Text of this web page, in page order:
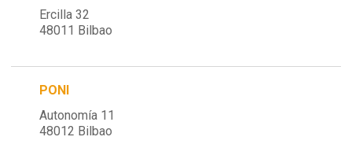
Ercilla 32
48011 Bilbao
PONI
Autonomía 11
48012 Bilbao